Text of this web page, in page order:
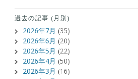
過去の記事 (月別)
2026年7月 (35)
2026年6月 (20)
2026年5月 (22)
2026年4月 (50)
2026年3月 (16)